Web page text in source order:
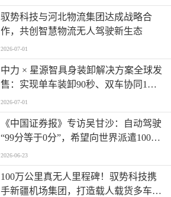
驭势科技与河北物流集团达成战略合
作，共创智慧物流无人驾驶新生态
2026-07-01
中力 × 星源智具身装卸解决方案全球发
售：实现单车装卸90秒、双车协同1分
钟
2026-07-01
《中国证券报》专访吴甘沙：自动驾驶
“99分等于0分”，希望向世界派遣100万
名AI司机
2026-06-23
100万公里真无人里程碑！驭势科技携
手新疆机场集团，打造载人载货多车型